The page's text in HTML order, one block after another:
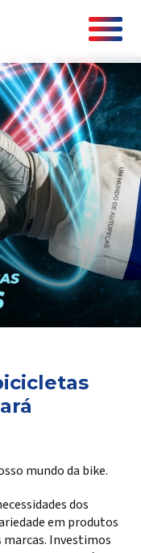
mundo da bike.
dos
em produtos
Investimos